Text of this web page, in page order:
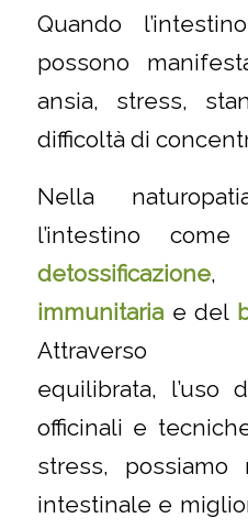
Quando
possono
ansia, stress,
difficoltà di
Nella
l’intestino
detossificazione,
immunitariae del
Attraverso
equilibrata, l’uso
officinali e
stress, possiamo
intestinale e